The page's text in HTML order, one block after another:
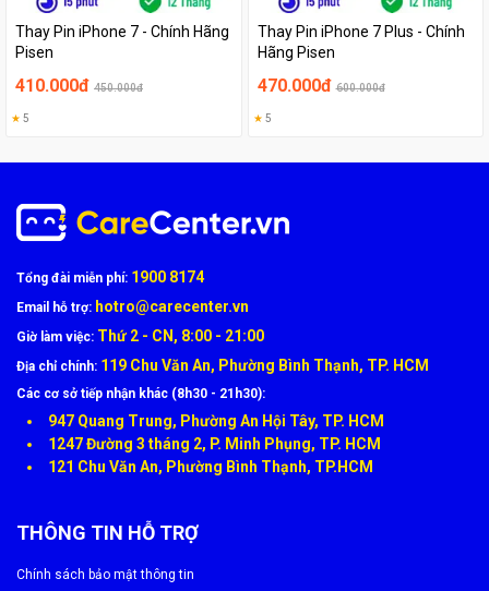
Thay Pin iPhone 7 - Chính Hãng
Pisen
410.000đ 450.000đ
★ 5
Thay Pin iPhone 7 Plus - Chính
Hãng Pisen
470.000đ 600.000đ
★ 5
Tổng đài miễn phí: 1900 8174
Email hỗ trợ: hotro@carecenter.vn
Giờ làm việc: Thứ 2 - CN, 8:00 - 21:00
Địa chỉ chính: 119 Chu Văn An, Phường Bình Thạnh, TP. HCM
Các cơ sở tiếp nhận khác (8h30 - 21h30):
947 Quang Trung, Phường An Hội Tây, TP. HCM
1247 Đường 3 tháng 2, P. Minh Phụng, TP. HCM
121 Chu Văn An, Phường Bình Thạnh, TP.HCM
THÔNG TIN HỖ TRỢ
Chính sách bảo mật thông tin